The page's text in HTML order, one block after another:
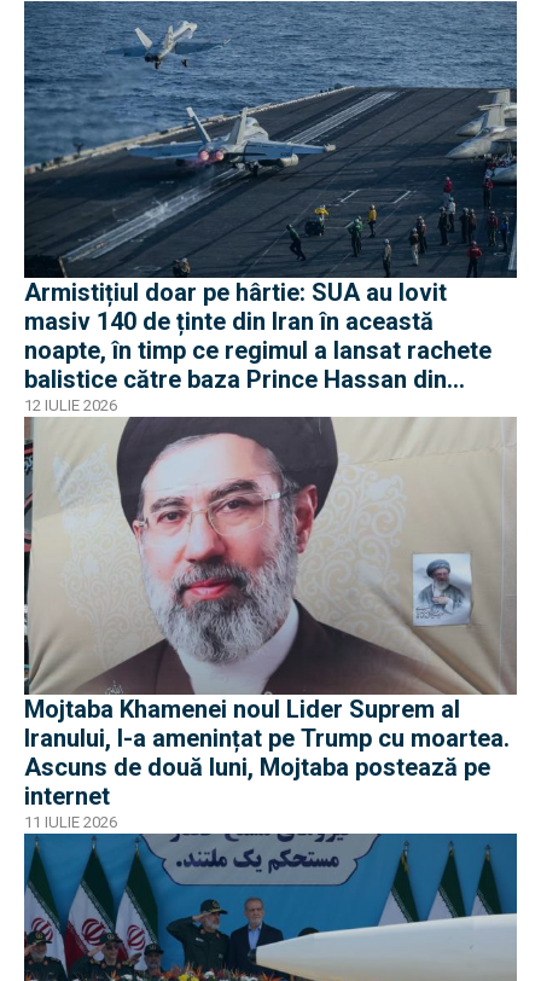
Armistițiul doar pe hârtie: SUA au lovit
masiv 140 de ținte din Iran în această
noapte, în timp ce regimul a lansat rachete
balistice către baza Prince Hassan din
Iordania
12 IULIE 2026
Mojtaba Khamenei noul Lider Suprem al
Iranului, l-a amenințat pe Trump cu moartea.
Ascuns de două luni, Mojtaba postează pe
internet
11 IULIE 2026